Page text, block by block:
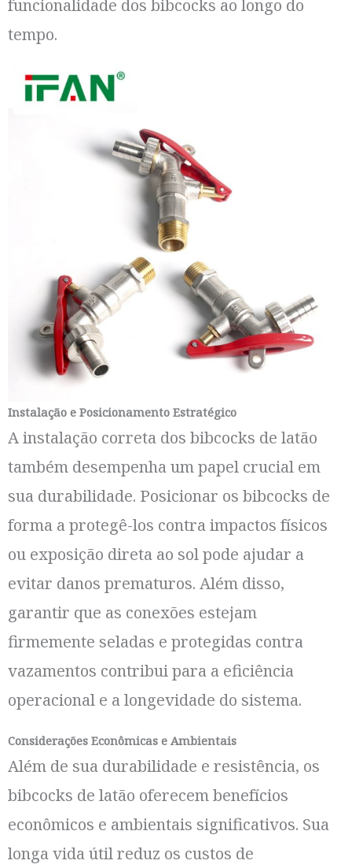
funcionalidade dos bibcocks ao longo do
tempo.
Instalação e Posicionamento Estratégico
A instalação correta dos bibcocks de latão
também desempenha um papel crucial em
sua durabilidade. Posicionar os bibcocks de
forma a protegê-los contra impactos físicos
ou exposição direta ao sol pode ajudar a
evitar danos prematuros. Além disso,
garantir que as conexões estejam
firmemente seladas e protegidas contra
vazamentos contribui para a eficiência
operacional e a longevidade do sistema.
Considerações Econômicas e Ambientais
Além de sua durabilidade e resistência, os
bibcocks de latão oferecem benefícios
econômicos e ambientais significativos. Sua
longa vida útil reduz os custos de